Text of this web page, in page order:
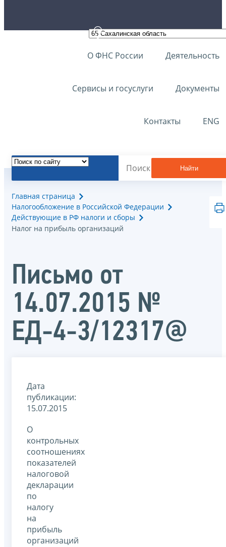
О ФНС России Деятельность
Сервисы и госуслуги Документы
Контакты ENG
Найти
Главная страница
Налогообложение в Российской Федерации
Действующие в РФ налоги и сборы
Налог на прибыль организаций
Письмо от
14.07.2015 №
ЕД-4-3/12317@
Дата
публикации:
15.07.2015
О
контрольных
соотношениях
показателей
налоговой
декларации
по
налогу
на
прибыль
организаций